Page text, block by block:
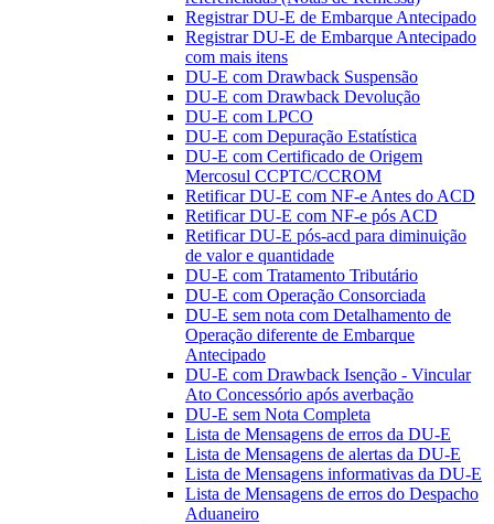
Registrar DU-E de Embarque Antecipado
Registrar DU-E de Embarque Antecipado
com mais itens
DU-E com Drawback Suspensão
DU-E com Drawback Devolução
DU-E com LPCO
DU-E com Depuração Estatística
DU-E com Certificado de Origem
Mercosul CCPTC/CCROM
Retificar DU-E com NF-e Antes do ACD
Retificar DU-E com NF-e pós ACD
Retificar DU-E pós-acd para diminuição
de valor e quantidade
DU-E com Tratamento Tributário
DU-E com Operação Consorciada
DU-E sem nota com Detalhamento de
Operação diferente de Embarque
Antecipado
DU-E com Drawback Isenção - Vincular
Ato Concessório após averbação
DU-E sem Nota Completa
Lista de Mensagens de erros da DU-E
Lista de Mensagens de alertas da DU-E
Lista de Mensagens informativas da DU-E
Lista de Mensagens de erros do Despacho
Aduaneiro